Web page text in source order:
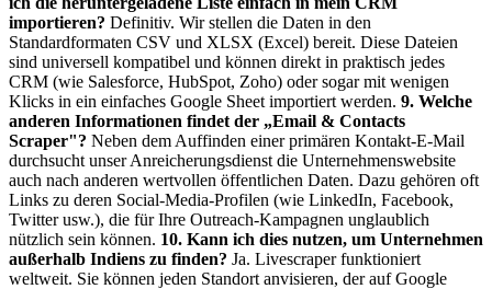
importieren? Definitiv. Wir stellen die Daten in den
Standardformaten CSV und XLSX (Excel) bereit. Diese Dateien
sind universell kompatibel und können direkt in praktisch jedes
CRM (wie Salesforce, HubSpot, Zoho) oder sogar mit wenigen
Klicks in ein einfaches Google Sheet importiert werden. 9. Welche
anderen Informationen findet der „Email & Contacts
Scraper"? Neben dem Auffinden einer primären Kontakt-E-Mail
durchsucht unser Anreicherungsdienst die Unternehmenswebsite
auch nach anderen wertvollen öffentlichen Daten. Dazu gehören oft
Links zu deren Social-Media-Profilen (wie LinkedIn, Facebook,
Twitter usw.), die für Ihre Outreach-Kampagnen unglaublich
nützlich sein können. 10. Kann ich dies nutzen, um Unternehmen
außerhalb Indiens zu finden? Ja. Livescraper funktioniert
weltweit. Sie können jeden Standort anvisieren, der auf Google